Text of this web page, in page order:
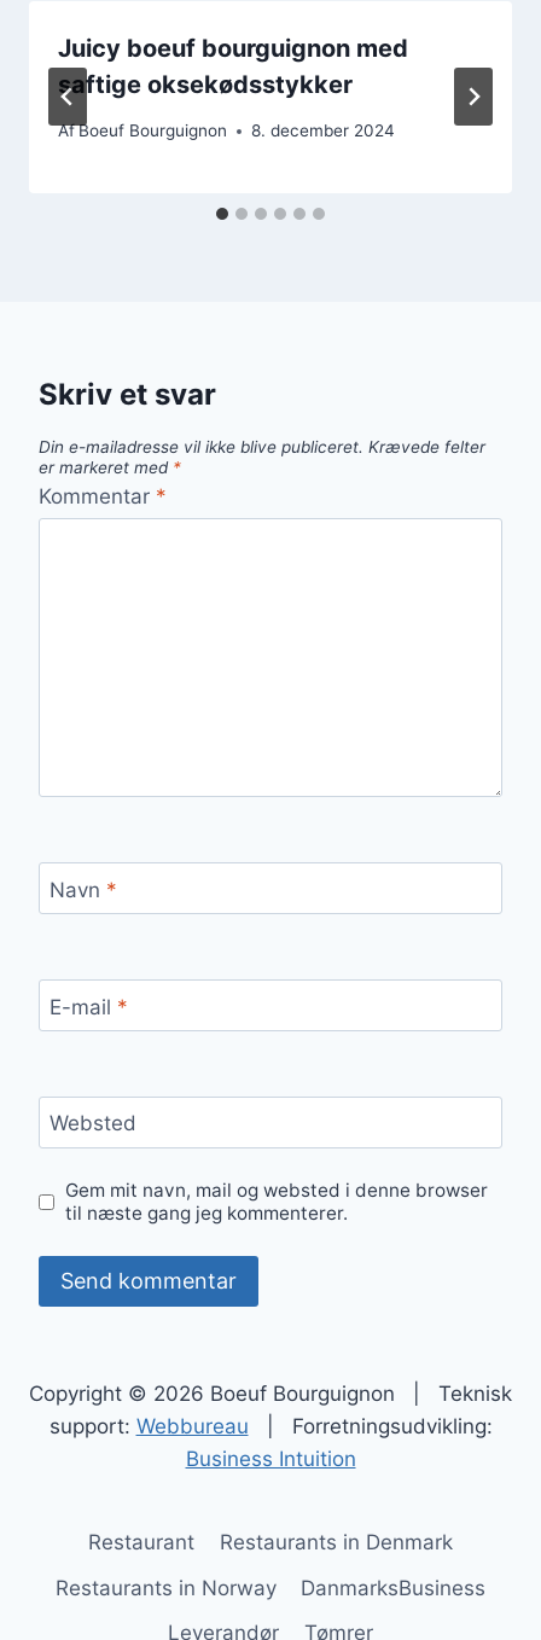
Juicy boeuf bourguignon med
saftige oksekødsstykker
AfBoeuf Bourguignon 8. december 2024
Skriv et svar
Din e-mailadresse vil ikke blive publiceret. Krævede felter
er markeret med *
Kommentar *
Navn *
E-mail *
Websted
Gem mit navn, mail og websted i denne browser
til næste gang jeg kommenterer.
Copyright © 2026 Boeuf Bourguignon | Teknisk
support: Webbureau | Forretningsudvikling:
Business Intuition
Restaurant
Restaurants in Denmark
Restaurants in Norway
DanmarksBusiness
Leverandør
Tømrer